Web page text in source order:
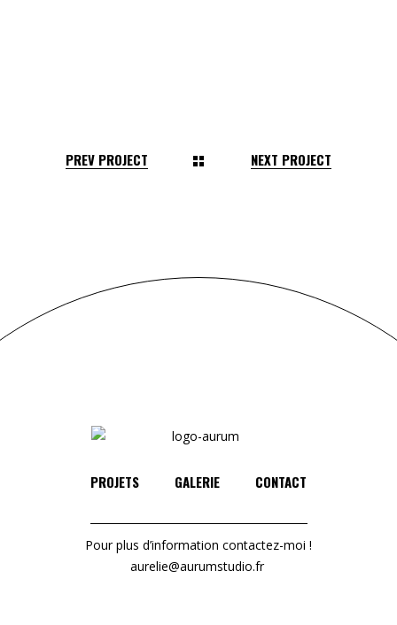
PREV PROJECT NEXT PROJECT
PROJETS GALERIE CONTACT
Pour plus d’information contactez-moi !
aurelie@aurumstudio.fr